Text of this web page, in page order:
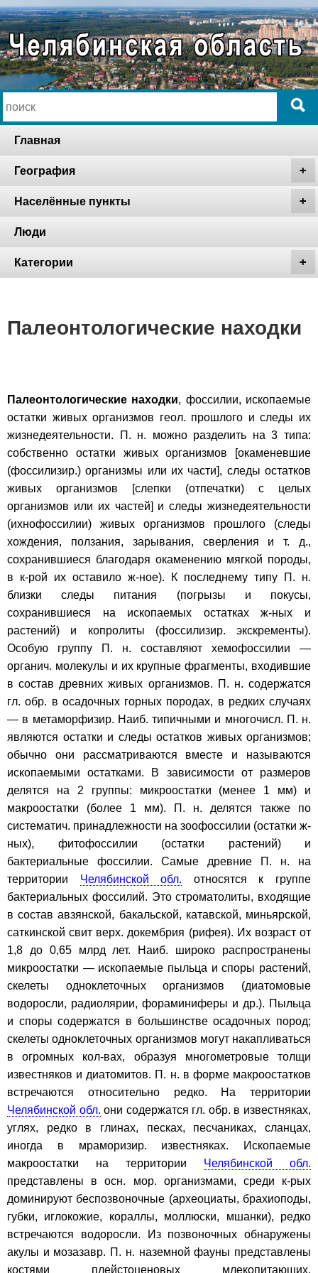
Главная
География
Населённые пункты
Люди
Категории
Палеонтологические находки
Палеонтологические находки, фоссилии, ископаемые
остатки живых организмов геол. прошлого и следы их
жизнедеятельности. П. н. можно разделить на 3 типа:
собственно остатки живых организмов [окаменевшие
(фоссилизир.) организмы или их части], следы остатков
живых организмов [слепки (отпечатки) с целых
организмов или их частей] и следы жизнедеятельности
(ихнофоссилии) живых организмов прошлого (следы
хождения, ползания, зарывания, сверления и т. д.,
сохранившиеся благодаря окаменению мягкой породы,
в к-рой их оставило ж-ное). К последнему типу П. н.
близки следы питания (погрызы и покусы,
сохранившиеся на ископаемых остатках ж-ных и
растений) и копролиты (фоссилизир. экскременты).
Особую группу П. н. составляют хемофоссилии —
органич. молекулы и их крупные фрагменты, входившие
в состав древних живых организмов. П. н. содержатся
гл. обр. в осадочных горных породах, в редких случаях
— в метаморфизир. Наиб. типичными и многочисл. П. н.
являются остатки и следы остатков живых организмов;
обычно они рассматриваются вместе и называются
ископаемыми остатками. В зависимости от размеров
делятся на 2 группы: микроостатки (менее 1 мм) и
макроостатки (более 1 мм). П. н. делятся также по
систематич. принадлежности на зоофоссилии (остатки ж-
ных), фитофоссилии (остатки растений) и
бактериальные фоссилии. Самые древние П. н. на
территории Челябинской обл. относятся к группе
бактериальных фоссилий. Это строматолиты, входящие
в состав авзянской, бакальской, катавской, миньярской,
саткинской свит верх. докембрия (рифея). Их возраст от
1,8 до 0,65 млрд лет. Наиб. широко распространены
микроостатки — ископаемые пыльца и споры растений,
скелеты одноклеточных организмов (диатомовые
водоросли, радиолярии, фораминиферы и др.). Пыльца
и споры содержатся в большинстве осадочных пород;
скелеты одноклеточных организмов могут накапливаться
в огромных кол-вах, образуя многометровые толщи
известняков и диатомитов. П. н. в форме макроостатков
встречаются относительно редко. На территории
Челябинской обл. они содержатся гл. обр. в известняках,
углях, редко в глинах, песках, песчаниках, сланцах,
иногда в мраморизир. известняках. Ископаемые
макроостатки на территории Челябинской обл.
представлены в осн. мор. организмами, среди к-рых
доминируют беспозвоночные (археоциаты, брахиоподы,
губки, иглокожие, кораллы, моллюски, мшанки), редко
встречаются водоросли. Из позвоночных обнаружены
акулы и мозазавр. П. н. наземной фауны представлены
костями плейстоценовых млекопитающих,